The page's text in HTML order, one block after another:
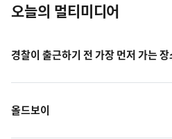
오늘의 멀티미디어
경찰이 출근하기 전 가장 먼저 가는 장
올드보이